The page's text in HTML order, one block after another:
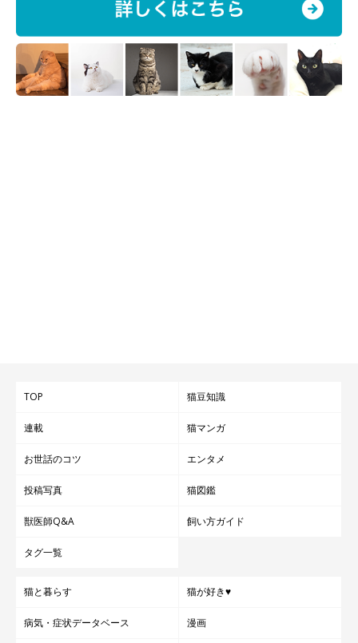
ば一緒に昼寝をしているような、たとえるなら『トムとジェリ
ー』のような関係性ですね」
と話していました。
TOP 猫豆知識
連載 猫マンガ
お世話のコツ エンタメ
投稿写真 猫図鑑
獣医師Q&A 飼い方ガイド
タグ一覧
猫と暮らす 猫が好き♥
病気・症状データベース 漫画